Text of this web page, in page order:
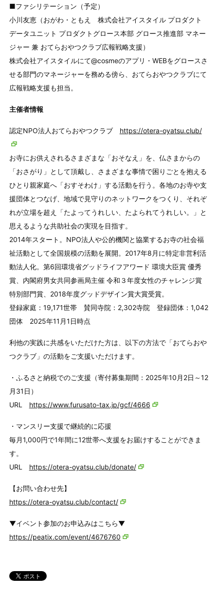
■ファシリテーション（予定）
小川友恵（おがわ・ともえ 株式会社アイスタイル プロダクト
データユニット プロダクトグロース本部 グロース推進部 マネー
ジャー 兼 おてらおやつクラブ広報戦略支援）
株式会社アイスタイルにて@cosmeのアプリ・WEBをグロースさ
せる部門のマネージャーを務める傍ら、おてらおやつクラブにて
広報戦略支援も担当。
主催者情報
認定NPO法人おてらおやつクラブ https://otera-oyatsu.club/
お寺にお供えされるさまざまな「おそなえ」を、仏さまからの
「おさがり」として頂戴し、さまざまな事情で困りごとを抱える
ひとり親家庭へ「おすそわけ」する活動を行う。各地のお寺や支
援団体とつなげ、地域で見守りのネットワークをつくり、それぞ
れが立場を超え「たよってうれしい、たよられてうれしい。」と
思えるような共助社会の実現を目指す。
2014年スタート。NPO法人や公的機関と協業するお寺の社会福
祉活動として全国規模の活動を展開。2017年8月に特定非営利活
動法人化。第6回環境省グッドライフアワード 環境大臣賞 優秀
賞、内閣府男女共同参画局主催 令和３年度女性のチャレンジ賞
特別部門賞、2018年度グッドデザイン賞大賞受賞。
登録家庭：19,171世帯 賛同寺院：2,302寺院 登録団体：1,042
団体 2025年11月1日時点
利他の実践に共感をいただけた方は、以下の方法で「おてらおや
つクラブ」の活動をご支援いただけます。
・ふるさと納税でのご支援（寄付募集期間：2025年10月2日～12
月31日）
URL https://www.furusato-tax.jp/gcf/4666
・マンスリー支援で継続的に応援
毎月1,000円で1年間に12世帯へ支援をお届けすることができま
す。
URL https://otera-oyatsu.club/donate/
【お問い合わせ先】
https://otera-oyatsu.club/contact/
▼イベント参加のお申込みはこちら▼
https://peatix.com/event/4676760